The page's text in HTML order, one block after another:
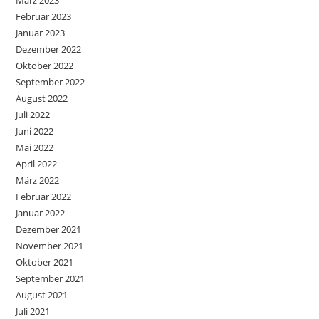
Februar 2023
Januar 2023
Dezember 2022
Oktober 2022
September 2022
August 2022
Juli 2022
Juni 2022
Mai 2022
April 2022
März 2022
Februar 2022
Januar 2022
Dezember 2021
November 2021
Oktober 2021
September 2021
August 2021
Juli 2021